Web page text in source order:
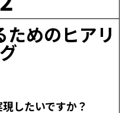
ためのヒアリ
したいですか？